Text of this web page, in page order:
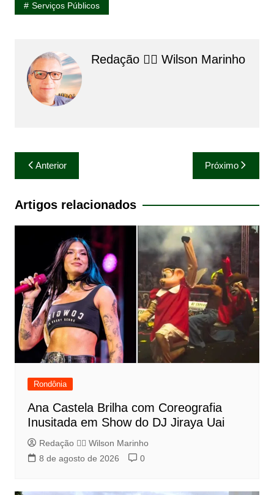
Serviços Públicos
Redação 👨‍⚖️​ Wilson Marinho
Navegação
de
Post
Anterior Próximo
Artigos relacionados
Rondônia
Ana Castela Brilha com Coreografia
Inusitada em Show do DJ Jiraya Uai
Redação 👨‍⚖️​ Wilson Marinho
8 de agosto de 2026
0